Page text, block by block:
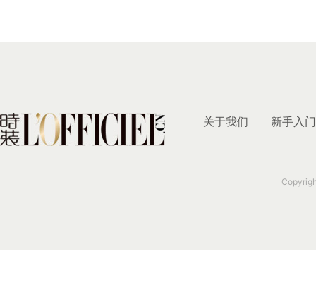
关于我们 新手入门